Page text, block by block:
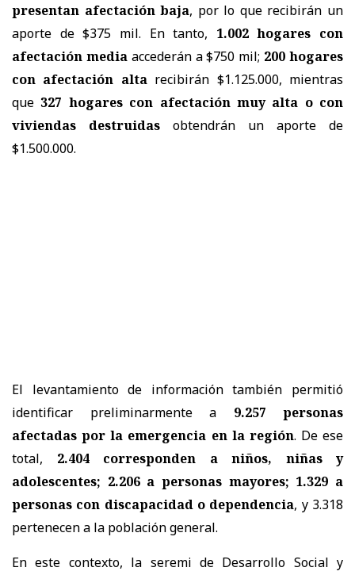
presentan afectación baja, por lo que recibirán un
aporte de $375 mil. En tanto, 1.002 hogares con
afectación mediaaccederán a $750 mil; 200 hogares
con afectación altarecibirán $1.125.000, mientras
que 327 hogares con afectación muy alta o con
viviendas destruidas obtendrán un aporte de
$1.500.000.
El levantamiento de información también permitió
identificar preliminarmente a 9.257 personas
afectadas por la emergencia en la región. De ese
total, 2.404 corresponden a niños, niñas y
adolescentes; 2.206 a personas mayores; 1.329 a
personas con discapacidad o dependencia, y 3.318
pertenecen a la población general.
En este contexto, la seremi de Desarrollo Social y